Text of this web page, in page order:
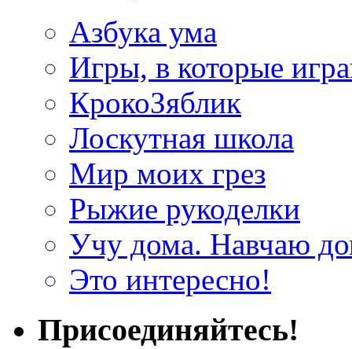
Азбука ума
Игры, в которые
КрокоЗяблик
Лоскутная школа
Мир моих грез
Рыжие рукоделки
Учу дома. Навчаю
Это интересно!
Присоединяйтесь!